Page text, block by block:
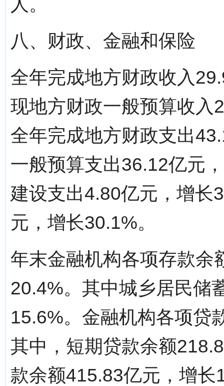
人。
八、财政、金融和保险
全年完成地方财政收入
现地方财政一般预算收入
全年完成地方财政支出
一般预算支出36.12亿元
建设支出4.80亿元，增长
元，增长30.1%。
年末金融机构各项存款余
20.4%。其中城乡居民储
15.6%。金融机构各项贷
其中，短期贷款余额
款余额415.83亿元，增